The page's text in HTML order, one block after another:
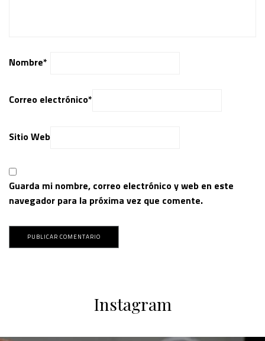
Nombre*
Correo electrónico*
Sitio Web
Guarda mi nombre, correo electrónico y web en este
navegador para la próxima vez que comente.
Instagram